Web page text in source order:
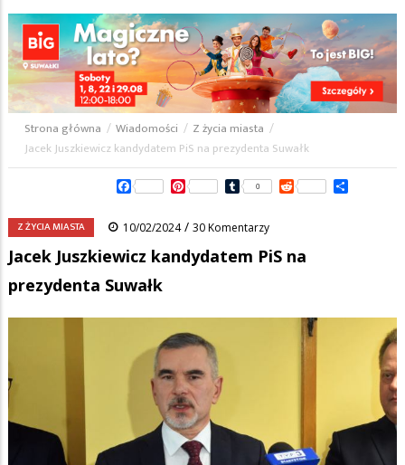
Ścieżka
nawigacyjna
Strona główna / Wiadomości / Z życia miasta /
Jacek Juszkiewicz kandydatem PiS na prezydenta Suwałk
FacebookPinterestTumblr
0 Reddit
Z ŻYCIA MIASTA 10/02/2024/ 30 Komentarzy
Jacek Juszkiewicz kandydatem PiS na
prezydenta Suwałk